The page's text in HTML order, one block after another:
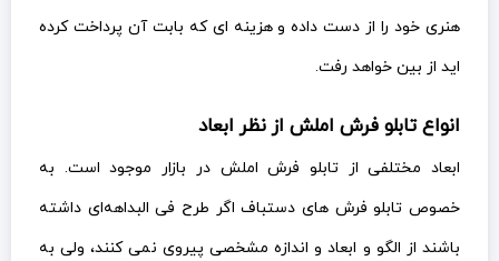
هنری خود را از دست داده و هزینه ای که بابت آن پرداخت کرده
اید از بین خواهد رفت.
انواع تابلو فرش املش از نظر ابعاد
ابعاد مختلفی از تابلو فرش املش در بازار موجود است. به
خصوص تابلو فرش های دستباف اگر طرح فی البداهه‌ای داشته
باشند از الگو و ابعاد و اندازه مشخصی پیروی نمی کنند، ولی به